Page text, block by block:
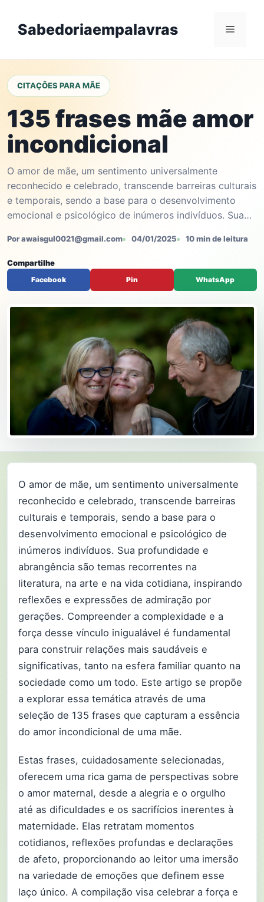
contentSabedoriaempalavras Menu
CITAÇÕES PARA MÃE
135 frases mãe amor
incondicional
O amor de mãe, um sentimento universalmente
reconhecido e celebrado, transcende barreiras culturais
e temporais, sendo a base para o desenvolvimento
emocional e psicológico de inúmeros indivíduos. Sua…
Por awaisgul0021@gmail.com 04/01/2025 10 min de leitura
Compartilhe
Facebook Pin WhatsApp
O amor de mãe, um sentimento universalmente
reconhecido e celebrado, transcende barreiras
culturais e temporais, sendo a base para o
desenvolvimento emocional e psicológico de
inúmeros indivíduos. Sua profundidade e
abrangência são temas recorrentes na
literatura, na arte e na vida cotidiana, inspirando
reflexões e expressões de admiração por
gerações. Compreender a complexidade e a
força desse vínculo inigualável é fundamental
para construir relações mais saudáveis e
significativas, tanto na esfera familiar quanto na
sociedade como um todo. Este artigo se propõe
a explorar essa temática através de uma
seleção de 135 frases que capturam a essência
do amor incondicional de uma mãe.
Estas frases, cuidadosamente selecionadas,
oferecem uma rica gama de perspectivas sobre
o amor maternal, desde a alegria e o orgulho
até as dificuldades e os sacrifícios inerentes à
maternidade. Elas retratam momentos
cotidianos, reflexões profundas e declarações
de afeto, proporcionando ao leitor uma imersão
na variedade de emoções que definem esse
laço único. A compilação visa celebrar a força e